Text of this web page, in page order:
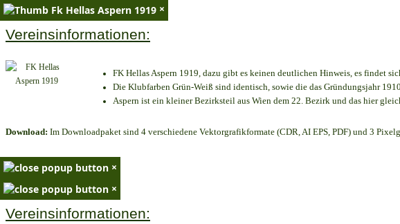
×
Vereinsinformationen:
FK Hellas Aspern 1919, dazu gibt es keinen deutlichen Hinweis, es findet
Die Klubfarben Grün-Weiß sind identisch, sowie die das Gründungsjahr 1910
Aspern ist ein kleiner Bezirksteil aus Wien dem 22. Bezirk und das hier
Download: Im Downloadpaket sind 4 verschiedene Vektorgrafikformate (CDR, AI EPS, PDF) und 3
×
×
Vereinsinformationen: